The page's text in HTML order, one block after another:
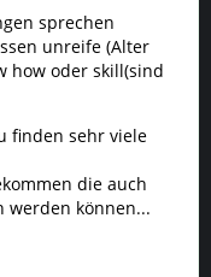
sprechen
unreife (Alter
how oder skill(sind
finden sehr viele
die auch
werden können...